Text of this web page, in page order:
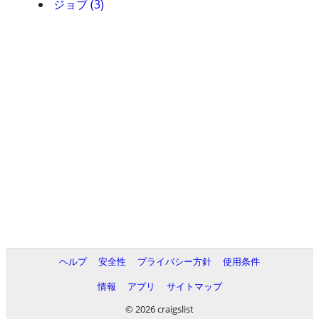
ジョブ (3)
ヘルプ 安全性 プライバシー方針
使用条件
情報
アプリ
サイトマップ
© 2026 craigslist